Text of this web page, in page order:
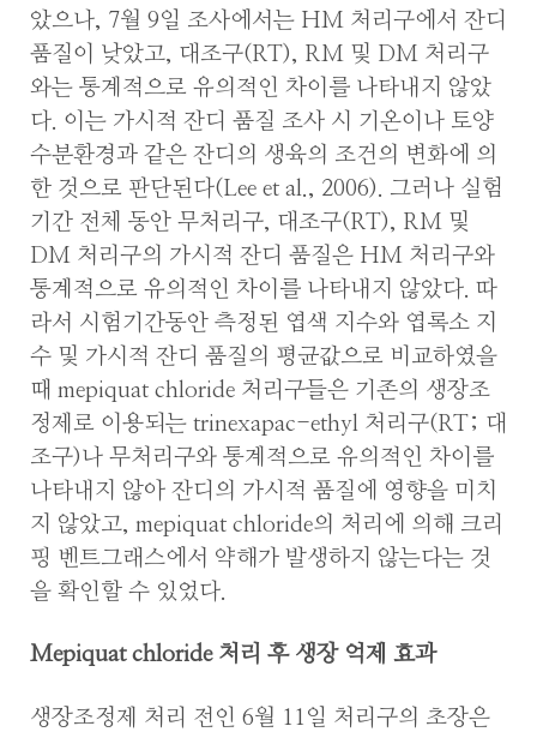
았으나, 7월 9일 조사에서는 HM 처리구에서 잔디
품질이 낮았고, 대조구(RT), RM 및 DM 처리구
와는 통계적으로 유의적인 차이를 나타내지 않았
다. 이는 가시적 잔디 품질 조사 시 기온이나 토양
수분환경과 같은 잔디의 생육의 조건의 변화에 의
한 것으로 판단된다(Lee et al., 2006). 그러나 실험
기간 전체 동안 무처리구, 대조구(RT), RM 및
DM 처리구의 가시적 잔디 품질은 HM 처리구와
통계적으로 유의적인 차이를 나타내지 않았다. 따
라서 시험기간동안 측정된 엽색 지수와 엽록소 지
수 및 가시적 잔디 품질의 평균값으로 비교하였을
때 mepiquat chloride 처리구들은 기존의 생장조
정제로 이용되는 trinexapac-ethyl 처리구(RT; 대
조구)나 무처리구와 통계적으로 유의적인 차이를
나타내지 않아 잔디의 가시적 품질에 영향을 미치
지 않았고, mepiquat chloride의 처리에 의해 크리
핑 벤트그래스에서 약해가 발생하지 않는다는 것
을 확인할 수 있었다.
Mepiquat chloride 처리 후 생장 억제 효과
생장조정제 처리 전인 6월 11일 처리구의 초장은